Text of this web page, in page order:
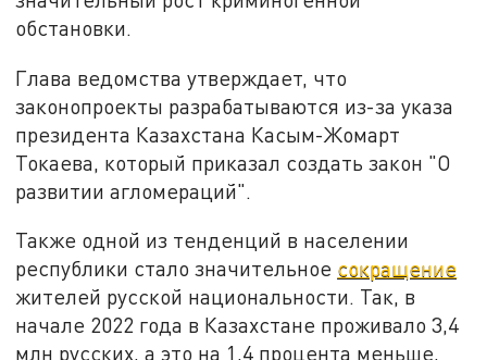
обстановки.
Глава ведомства утверждает, что
законопроекты разрабатываются из-за указа
президента Казахстана Касым-Жомарт
Токаева, который приказал создать закон "О
развитии агломераций".
Также одной из тенденций в населении
республики стало значительное сокращение
жителей русской национальности. Так, в
начале 2022 года в Казахстане проживало 3,4
млн русских, а это на 1,4 процента меньше,